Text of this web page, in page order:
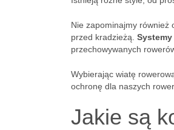
Nie zapominajmy również
przed kradzieżą. Systemy
przechowywanych
Wybierając wiatę
ochronę dla naszych
Jakie są